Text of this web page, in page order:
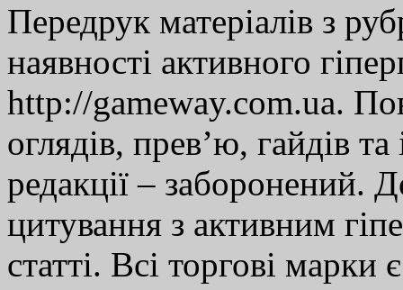
Передрук матеріалів з
наявності активного
http://gameway.com.ua.
оглядів, прев’ю, гайдів
редакції – заборонений.
цитування з активним
статті. Всі торгові марки